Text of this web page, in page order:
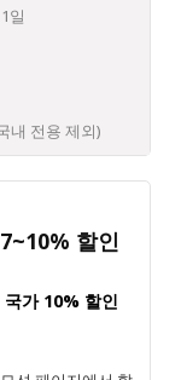
일
내 전용 제외)
할인
가 10% 할인